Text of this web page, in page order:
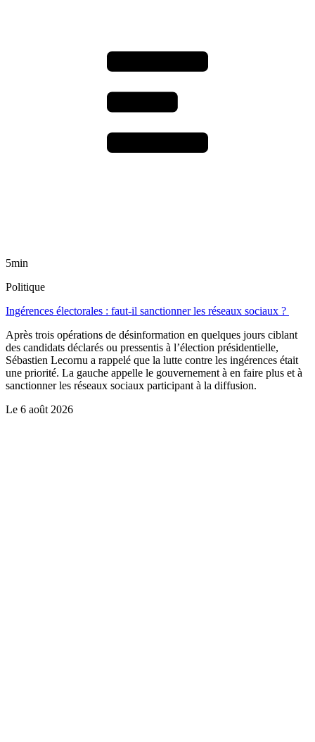
5min
Politique
Ingérences électorales : faut-il sanctionner les réseaux sociaux ?
Après trois opérations de désinformation en quelques jours ciblant
des candidats déclarés ou pressentis à l’élection présidentielle,
Sébastien Lecornu a rappelé que la lutte contre les ingérences était
une priorité. La gauche appelle le gouvernement à en faire plus et à
sanctionner les réseaux sociaux participant à la diffusion.
Le 6 août 2026